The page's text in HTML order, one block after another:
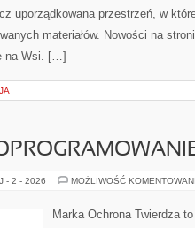
uporządkowana przestrzeń, w
materiałów. Nowości na
na Wsi. […]
- 2 - 2026 MOŻLIWOŚĆ
Marka Ochrona Twierdza